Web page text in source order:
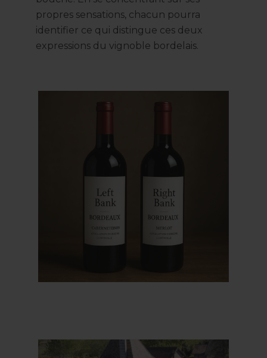
propres sensations, chacun pourra
identifier ce qui distingue ces deux
expressions du vignoble bordelais.